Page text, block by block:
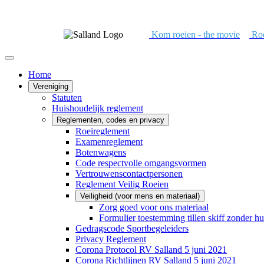
Kom roeien - the movie
Home
Vereniging
Statuten
Huishoudelijk reglement
Reglementen, codes en privacy
Roeireglement
Examenreglement
Botenwagens
Code respectvolle omgangsvormen
Vertrouwenscontactpersonen
Reglement Veilig Roeien
Veiligheid (voor mens en materiaal)
Zorg goed voor ons materiaal
Formulier toestemming tillen skiff zonder
Gedragscode Sportbegeleiders
Privacy Reglement
Corona Protocol RV Salland 5 juni 2021
Corona Richtlijnen RV Salland 5 juni 2021